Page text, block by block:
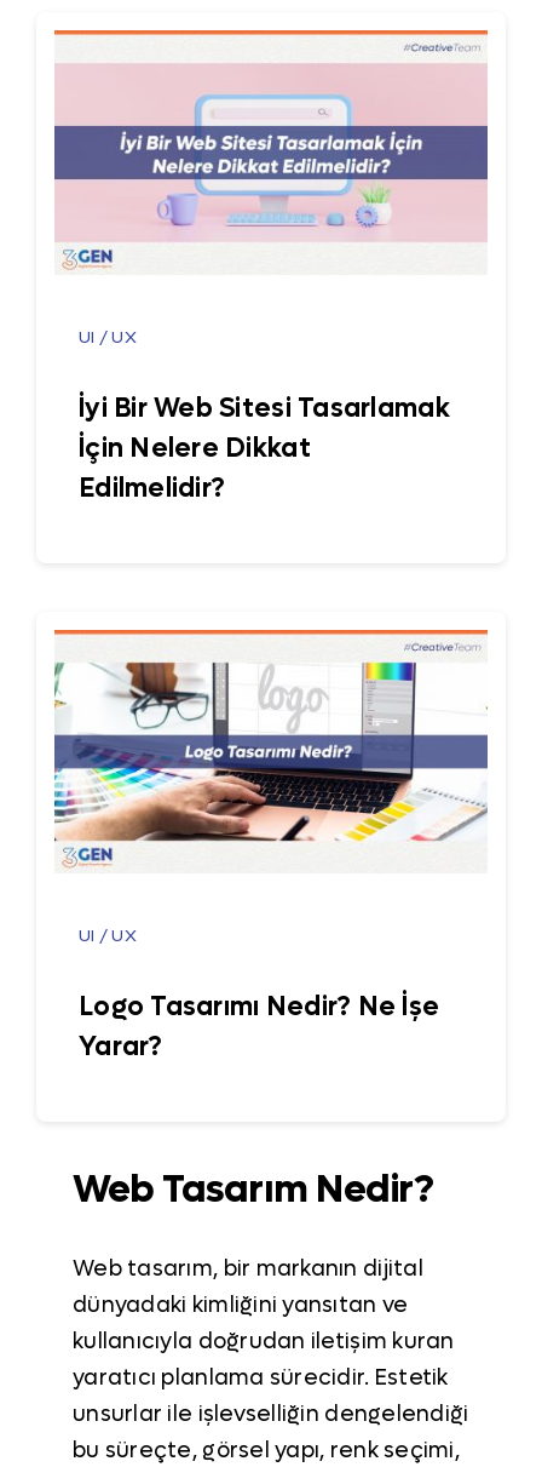
UI / UX
İyi Bir Web Sitesi Tasarlamak
İçin Nelere Dikkat
Edilmelidir?
UI / UX
Logo Tasarımı Nedir? Ne İşe
Yarar?
Web Tasarım Nedir?
Web tasarım, bir markanın dijital
dünyadaki kimliğini yansıtan ve
kullanıcıyla doğrudan iletişim kuran
yaratıcı planlama sürecidir. Estetik
unsurlar ile işlevselliğin dengelendiği
bu süreçte, görsel yapı, renk seçimi,